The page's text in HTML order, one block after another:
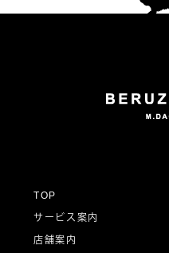
TOP
サービス案内
店舗案内